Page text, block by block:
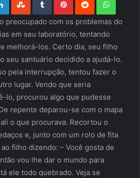
preocupado com os problemas do
em seu laboratório, tentando
melhorá-los. Certo dia, seu filho
seu santuário decidido a ajudá-lo.
pela interrupção, tentou fazer o
lugar. Vendo que seria
lo, procurou algo que pudesse
repente deparou-se com o mapa
o que procurava. Recortou o
e, junto com um rolo de fita
filho dizendo: – Você gosta de
vou lhe dar o mundo para
ele todo quebrado. Veja se